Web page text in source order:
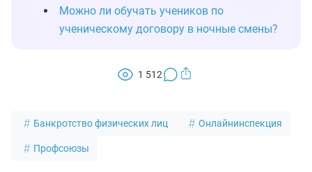
Можно ли обучать учеников по
ученическому договору в ночные смены?
1 512
Банкротство физических лиц Онлайнинспекция
Профсоюзы